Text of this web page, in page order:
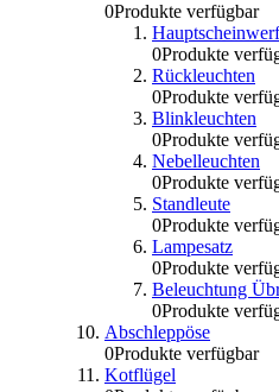
0Produkte verfügbar
0Produkte
Rückleuchten
0Produkte
Blinkleuchten
0Produkte
Nebelleuchten
0Produkte
Standleute
0Produkte
Lampesatz
0Produkte
Beleuchtung
0Produkte
Abschleppöse
0Produkte verfügbar
Kotflügel